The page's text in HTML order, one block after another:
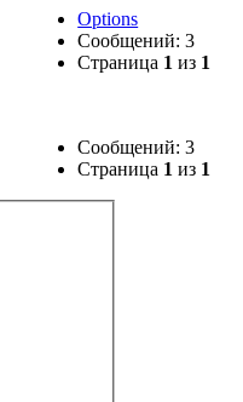
Options
Сообщений: 3
Страница 1 из 1
Сообщений: 3
Страница 1 из 1